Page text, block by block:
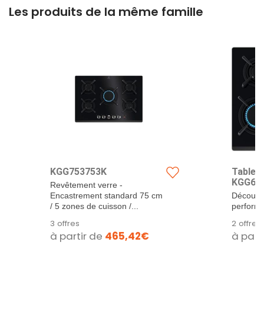
Les produits de la même famille
KGG753753K
Revêtement verre -
Encastrement standard 75 cm
/ 5 zones de cuisson /...
3 offres
à partir de 465,42€
Table
2 offres
à